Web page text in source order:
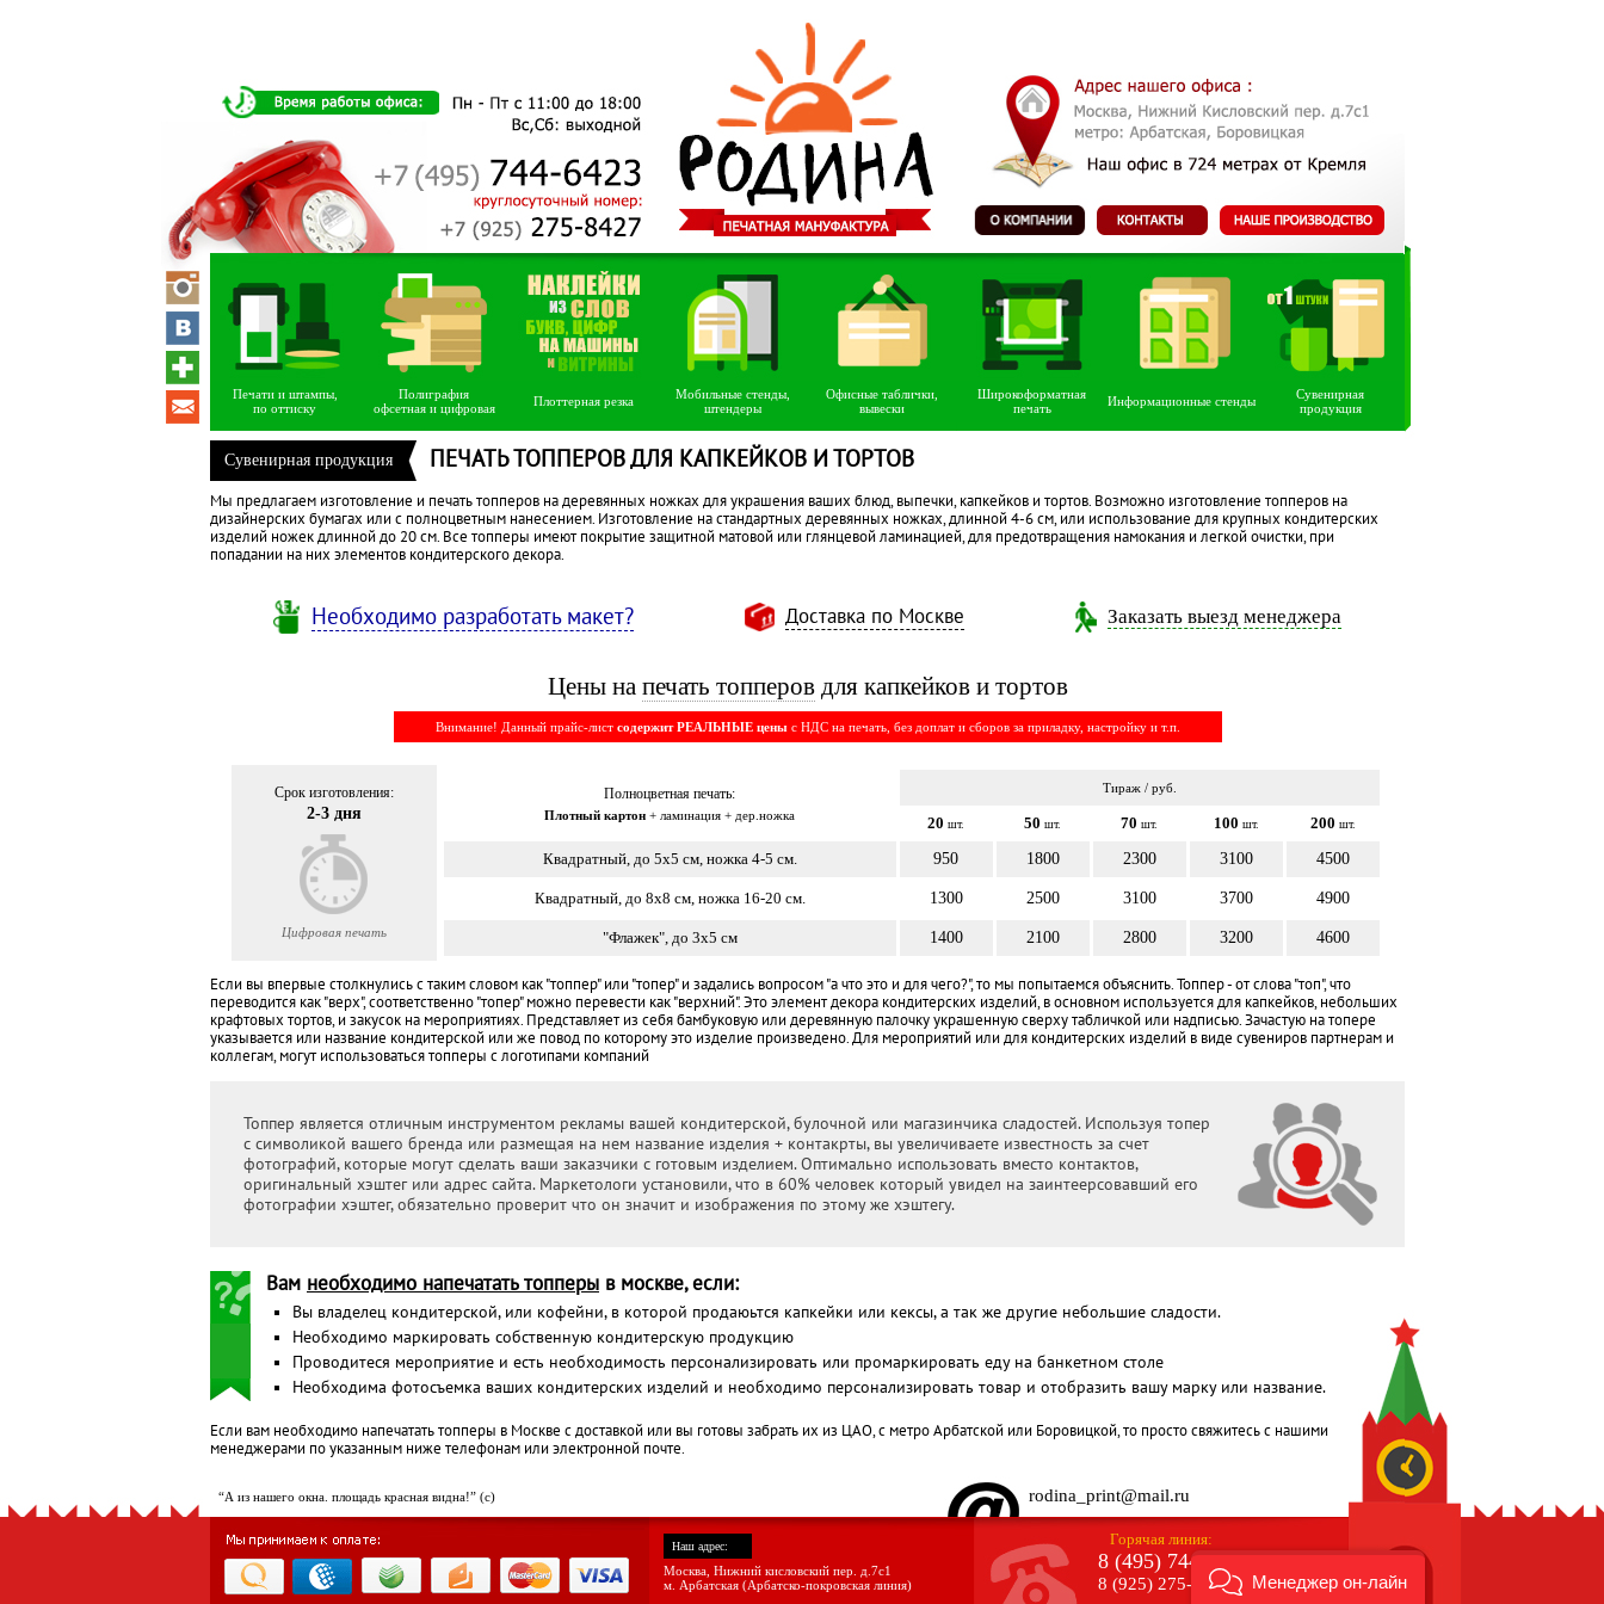
Печати и штампы,
по оттиску
Полиграфия
офсетная и цифровая
Плоттерная резка
Мобильные стенды,
штендеры
Офисные таблички,
вывески
Широкоформатная
печать
Информационные стенды
Сувенирная
продукция
Сувенирная продукция ПЕЧАТЬ ТОППЕРОВ ДЛЯ КАПКЕЙКОВ И ТОРТОВ
Мы предлагаем изготовление и печать топперов на деревянных ножках для украшения ваших блюд, выпечки, капкейков и тортов. Возможно изготовление топперов на
дизайнерских бумагах или с полноцветным нанесением. Изготовление на стандартных деревянных ножках, длинной 4-6 см, или использование для крупных кондитерских
изделий ножек длинной до 20 см. Все топперы имеют покрытие защитной матовой или глянцевой ламинацией, для предотвращения намокания и легкой очистки, при
попадании на них элементов кондитерского декора.
Необходимо разработать макет? Доставка по Москве Заказать выезд менеджера
Цены на печать топперовдля капкейков и тортов
Внимание! Данный прайс-лист содержит РЕАЛЬНЫЕ ценыс НДС на печать, без доплат и сборов за приладку, настройку и т.п.
Срок изготовления:
2-3 дня
Цифровая печать
Полноцветная печать:
Плотный картон + ламинация + дер.ножка
Тираж / руб.
20 шт. 50 шт. 70 шт. 100 шт. 200 шт.
Квадратный, до 5x5 см, ножка 4-5 см. 950 1800 2300 3100 4500
Квадратный, до 8x8 см, ножка 16-20 см. 1300 2500 3100 3700 4900
"Флажек", до 3x5 см 1400 2100 2800 3200 4600
Если вы впервые столкнулись с таким словом как "топпер" или "топер" и задались вопросом "а что это и для чего?", то мы попытаемся объяснить. Топпер - от слова "топ", что
переводится как "верх", соответственно "топер" можно перевести как "верхний". Это элемент декора кондитерских изделий, в основном используется для капкейков, небольших
крафтовых тортов, и закусок на мероприятиях. Представляет из себя бамбуковую или деревянную палочку украшенную сверху табличкой или надписью. Зачастую на топере
указывается или название кондитерской или же повод по которому это изделие произведено. Для мероприятий или для кондитерских изделий в виде сувениров партнерам и
коллегам, могут использоваться топперы с логотипами компаний
Топпер является отличным инструментом рекламы вашей кондитерской, булочной или магазинчика сладостей. Используя топер
с символикой вашего бренда или размещая на нем название изделия + контакрты, вы увеличиваете известность за счет
фотографий, которые могут сделать ваши заказчики с готовым изделием. Оптимально использовать вместо контактов,
оригинальный хэштег или адрес сайта. Маркетологи установили, что в 60% человек который увидел на заинтеерсовавший его
фотографии хэштег, обязательно проверит что он значит и изображения по этому же хэштегу.
Вам необходимо напечатать топперы в москве, если:
Вы владелец кондитерской, или кофейни, в которой продаюьтся капкейки или кексы, а так же другие небольшие сладости.
Необходимо маркировать собственную кондитерскую продукцию
Проводитеся мероприятие и есть необходимость персонализировать или промаркировать еду на банкетном столе
Необходима фотосъемка ваших кондитерских изделий и необходимо персонализировать товар и отобразить вашу марку или название.
Если вам необходимо напечатать топперы в Москве с доставкой или вы готовы забрать их из ЦАО, с метро Арбатской или Боровицкой, то просто свяжитесь с нашими
менеджерами по указанным ниже телефонам или электронной почте.
“А из нашего окна. площадь красная видна!” (с) rodina_print@mail.ru
Наш адрес:
Москва, Нижний кисловский пер. д.7c1
м. Арбатская (Арбатско-покровская линия)
Горячая линия:
8 (495) 744-6423
8 (925) 275-8427 Менеджер он-лайн